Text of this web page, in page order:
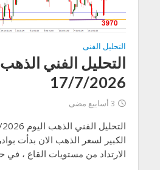
التحليل الفنى
التحليل الفني الذهب
17/7/2026
3 أسابيع مضى
الكبير لسعر الذهب الان بدأت
الارتداد من مستويات القاع ، في